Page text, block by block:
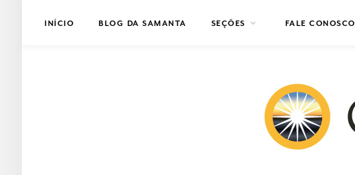
INÍCIO BLOG DA SAMANTA SEÇÕES FALE CONOSCO